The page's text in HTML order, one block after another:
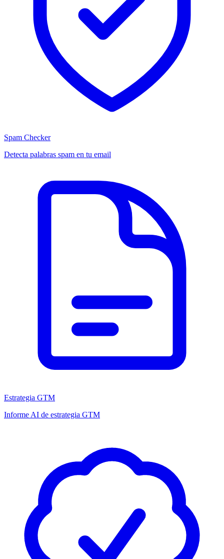
Spam Checker
Detecta palabras spam en tu email
Estrategia GTM
Informe AI de estrategia GTM